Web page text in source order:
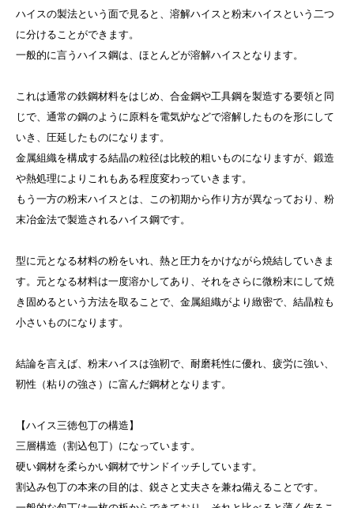
ハイスの製法という面で見ると、溶解ハイスと粉末ハイスという二つ
に分けることができます。
一般的に言うハイス鋼は、ほとんどが溶解ハイスとなります。
これは通常の鉄鋼材料をはじめ、合金鋼や工具鋼を製造する要領と同
じで、通常の鋼のように原料を電気炉などで溶解したものを形にして
いき、圧延したものになります。
金属組織を構成する結晶の粒径は比較的粗いものになりますが、鍛造
や熱処理によりこれもある程度変わっていきます。
もう一方の粉末ハイスとは、この初期から作り方が異なっており、粉
末冶金法で製造されるハイス鋼です。
型に元となる材料の粉をいれ、熱と圧力をかけながら焼結していきま
す。元となる材料は一度溶かしてあり、それをさらに微粉末にして焼
き固めるという方法を取ることで、金属組織がより緻密で、結晶粒も
小さいものになります。
結論を言えば、粉末ハイスは強靭で、耐磨耗性に優れ、疲労に強い、
靭性（粘りの強さ）に富んだ鋼材となります。
【ハイス三徳包丁の構造】
三層構造（割込包丁）になっています。
硬い鋼材を柔らかい鋼材でサンドイッチしています。
割込み包丁の本来の目的は、鋭さと丈夫さを兼ね備えることです。